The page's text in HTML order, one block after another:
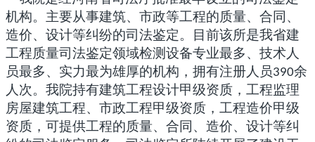
机构。主要从事建筑、市政等工程的质量、合同、
造价、设计等纠纷的司法鉴定。目前该所是我省建
工程质量司法鉴定领域检测设备专业最多、技术人
员最多、实力最为雄厚的机构，拥有注册人员390余
人次。我院持有建筑工程设计甲级资质，工程监理
房屋建筑工程、市政工程甲级资质，工程造价甲级
资质，可提供工程的质量、合同、造价、设计等纠